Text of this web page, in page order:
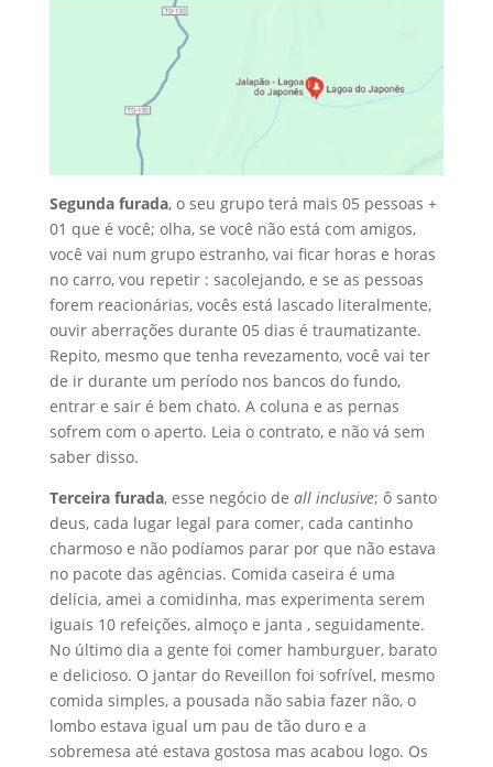
Segunda furada, o seu grupo terá mais 05 pessoas +
01 que é você; olha, se você não está com amigos,
você vai num grupo estranho, vai ficar horas e horas
no carro, vou repetir : sacolejando, e se as pessoas
forem reacionárias, vocês está lascado literalmente,
ouvir aberrações durante 05 dias é traumatizante.
Repito, mesmo que tenha revezamento, você vai ter
de ir durante um período nos bancos do fundo,
entrar e sair é bem chato. A coluna e as pernas
sofrem com o aperto. Leia o contrato, e não vá sem
saber disso.
Terceira furada, esse negócio de all inclusive; ô santo
deus, cada lugar legal para comer, cada cantinho
charmoso e não podíamos parar por que não estava
no pacote das agências. Comida caseira é uma
delícia, amei a comidinha, mas experimenta serem
iguais 10 refeições, almoço e janta , seguidamente.
No último dia a gente foi comer hamburguer, barato
e delicioso. O jantar do Reveillon foi sofrível, mesmo
comida simples, a pousada não sabia fazer não, o
lombo estava igual um pau de tão duro e a
sobremesa até estava gostosa mas acabou logo. Os